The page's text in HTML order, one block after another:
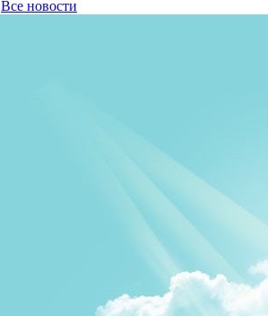
Все новости